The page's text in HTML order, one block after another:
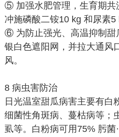
⑤ 加强水肥管理，生育期共
冲施磷酸二铵10 kg 和尿素5
⑥ 为防止强光、高温抑制甜
银白色遮阳网，并拉大通风
风。
8 病虫害防治
日光温室甜瓜病害主要有白
细菌性角斑病、蔓枯病等；
虱等。白粉病可用75% 肟菌